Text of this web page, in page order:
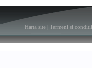
Harta site Termeni si conditii